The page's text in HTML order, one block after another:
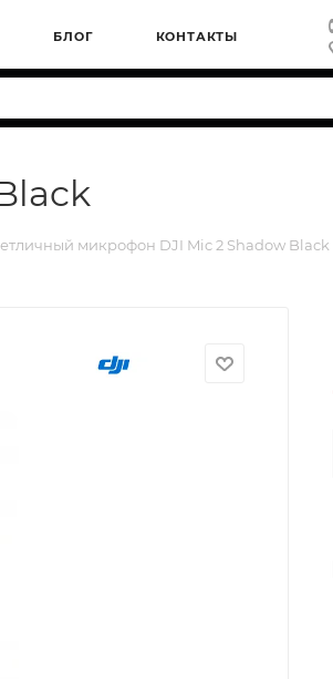
БЛОГ КОНТАКТЫ
микрофон DJI Mic 2 Shadow Black